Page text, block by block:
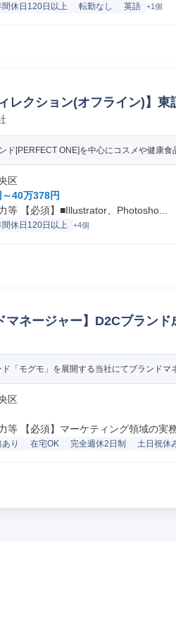
間休日120日以上 転勤なし 英語 +1個
レクション(オフライン)】
ド[PERFECT ONE]を中心にコスメや健康
区
40万378円
等 【必須】■Illustrator、Photosho...
間休日120日以上 +4個
マネージャー】D2Cブラン
ィング
「モグモ」を展開する当社にてブランド
区
等 【必須】マーケティング領域の実
り 在宅OK 完全週休2日制 土日祝休